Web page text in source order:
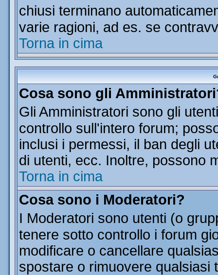
chiusi terminano
varie ragioni, ad es. se
Torna in cima
Cosa sono gli
Gli Amministratori sono gli
controllo sull'intero forum;
inclusi i permessi, il ban degli
di utenti, ecc. Inoltre, possono
Torna in cima
Cosa sono i Moderatori?
I Moderatori sono utenti (o
tenere sotto controllo i forum
modificare o cancellare
spostare o rimuovere qualsiasi